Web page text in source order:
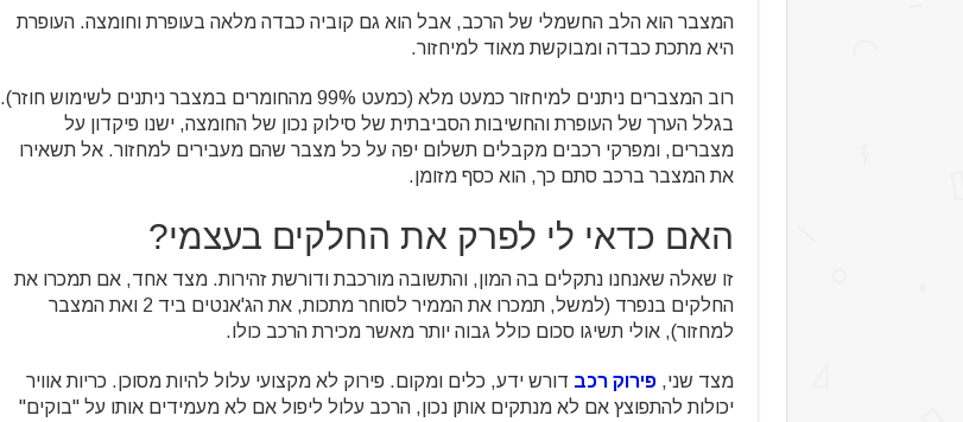
המצבר הוא הלב החשמלי של הרכב, אבל הוא גם קוביה כבדה מלאה בעופרת וחומצה. העופרת
היא מתכת כבדה ומבוקשת מאוד למיחזור.
רוב המצברים ניתנים למיחזור כמעט מלא (כמעט 99% מהחומרים במצבר ניתנים לשימוש חוזר).
בגלל הערך של העופרת והחשיבות הסביבתית של סילוק נכון של החומצה, ישנו פיקדון על
מצברים, ומפרקי רכבים מקבלים תשלום יפה על כל מצבר שהם מעבירים למחזור. אל תשאירו
את המצבר ברכב סתם כך, הוא כסף מזומן.
האם כדאי לי לפרק את החלקים בעצמי?
זו שאלה שאנחנו נתקלים בה המון, והתשובה מורכבת ודורשת זהירות. מצד אחד, אם תמכרו את
החלקים בנפרד (למשל, תמכרו את הממיר לסוחר מתכות, את הג'אנטים ביד 2 ואת המצבר
למחזור), אולי תשיגו סכום כולל גבוה יותר מאשר מכירת הרכב כולו.
מצד שני, פירוק רכב דורש ידע, כלים ומקום. פירוק לא מקצועי עלול להיות מסוכן. כריות אוויר
יכולות להתפוצץ אם לא מנתקים אותן נכון, הרכב עלול ליפול אם לא מעמידים אותו על "בוקים"